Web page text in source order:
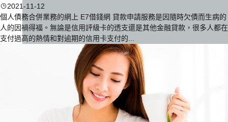
2021-11-12
個人債務合併業務的網上 E7借錢網 貸款申請服務是因隨時欠債而生病的
人的因禍得福。無論是信用評級卡的透支還是其他金融貸款，很多人都在
支付過高的熱情和對逾期的信用卡支付的...